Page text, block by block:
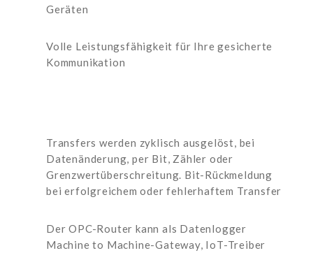
Geräten
Volle Leistungsfähigkeit für Ihre gesicherte
Kommunikation
Transfers werden zyklisch ausgelöst, bei
Datenänderung, per Bit, Zähler oder
Grenzwertüberschreitung. Bit-Rückmeldung
bei erfolgreichem oder fehlerhaftem Transfer
Der OPC-Router kann als Datenlogger
Machine to Machine-Gateway, IoT-Treiber